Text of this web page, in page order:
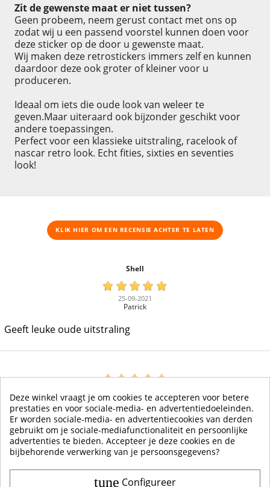
Zit de gewenste maat er niet tussen?
Geen probeem, neem gerust contact met ons op
zodat wij u een passend voorstel kunnen doen voor
deze sticker op de door u gewenste maat.
Wij maken deze retrostickers immers zelf en kunnen
daardoor deze ook groter of kleiner voor u
produceren.
Ideaal om iets die oude look van weleer te
geven.Maar uiteraard ook bijzonder geschikt voor
andere toepassingen.
Perfect voor een klassieke uitstraling, racelook of
nascar retro look. Echt fities, sixties en seventies
look!
KLIK HIER OM EEN ​​RECENSIE ACHTER TE LATEN
Shell
25-09-2021
Patrick
Geeft leuke oude uitstraling
jeff van wichelen
vlotte en correcte afhandeling
Deze winkel vraagt je om cookies te accepteren voor betere
prestaties en voor sociale-media- en advertentiedoeleinden.
Er worden sociale-media- en advertentiecookies van derden
gebruikt om je sociale-mediafunctionaliteit en persoonlijke
advertenties te bieden. Accepteer je deze cookies en de
bijbehorende verwerking van je persoonsgegevens?
tune Configureer